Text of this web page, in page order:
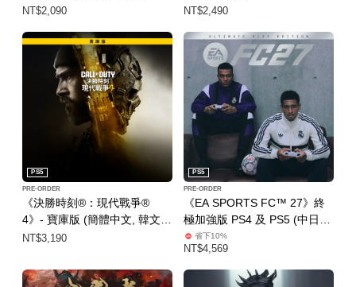
NT$2,090 NT$2,490
《決勝時刻®：現代戰爭®
4》- 寶庫版 (簡體中文, 韓文,
英文, 繁體中文)
PS5
PRE-ORDER
NT$3,190
《EA SPORTS FC™ 27》終
極加強版 PS4 及 PS5 (中日英
韓文版)
PS5
PRE-ORDER
省下10%
NT$4,569